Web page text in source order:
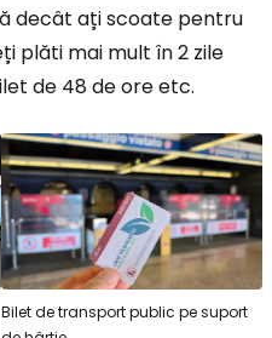
decât ați scoate pentru
plăti mai mult în 2 zile
de 48 de ore etc.
Bilet de transport public pe suport